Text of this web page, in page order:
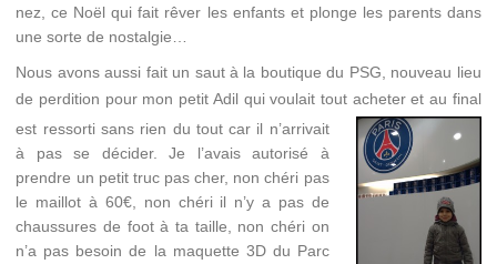
nez, ce Noël qui fait rêver les enfants et plonge les parents dans
une sorte de nostalgie…
Nous avons aussi fait un saut à la boutique du PSG, nouveau lieu
de perdition pour mon petit Adil qui voulait tout acheter et au final
est ressorti sans rien du tout car il n’arrivait
à pas se décider. Je l’avais autorisé à
prendre un petit truc pas cher, non chéri pas
le maillot à 60€, non chéri il n’y a pas de
chaussures de foot à ta taille, non chéri on
n’a pas besoin de la maquette 3D du Parc